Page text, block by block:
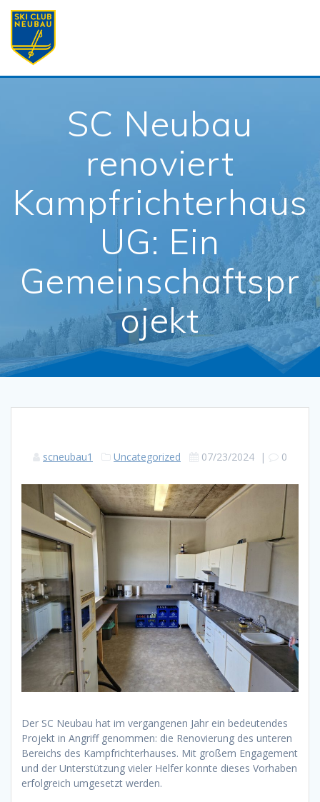
SC Neubau
renoviert
Kampfrichterhaus
UG: Ein
Gemeinschaftspr
ojekt
scneubau1 Uncategorized 07/23/2024 | 0
Der SC Neubau hat im vergangenen Jahr ein bedeutendes
Projekt in Angriff genommen: die Renovierung des unteren
Bereichs des Kampfrichterhauses. Mit großem Engagement
und der Unterstützung vieler Helfer konnte dieses Vorhaben
erfolgreich umgesetzt werden.